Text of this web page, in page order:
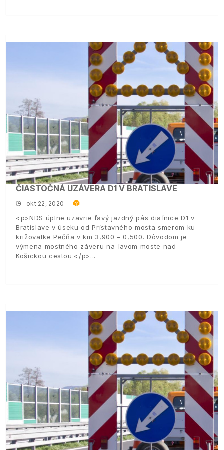
ČIASTOČNÁ UZÁVERA D1 V BRATISLAVE
okt 22, 2020
<p>NDS úplne uzavrie ľavý jazdný pás diaľnice D1 v
Bratislave v úseku od Prístavného mosta smerom ku
križovatke Pečňa v km 3,900 – 0,500. Dôvodom je
výmena mostného záveru na ľavom moste nad
Košickou cestou.</p>